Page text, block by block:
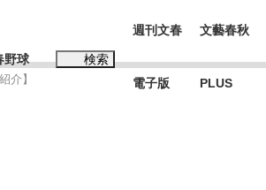
野球 検索
週刊文春
電子版
文藝春秋
PLUS
介】